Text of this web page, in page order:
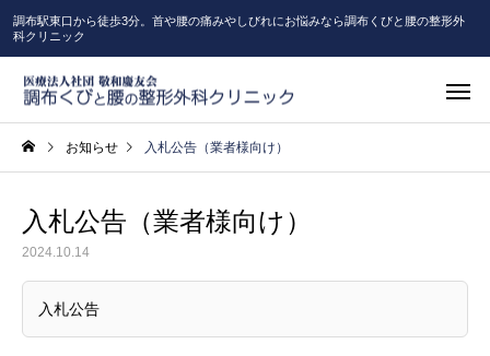
調布駅東口から徒歩3分。首や腰の痛みやしびれにお悩みなら調布くびと腰の整形外
科クリニック
お知らせ 入札公告（業者様向け）
入札公告（業者様向け）
2024.10.14
入札公告